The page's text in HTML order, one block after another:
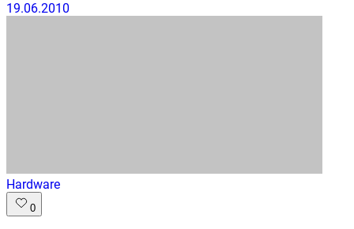
19.06.2010
Hardware
0